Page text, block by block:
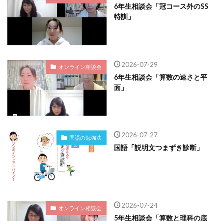
6年生相談会「冠コース外のSS
特訓」
オンライン相談会 2026-07-29
6年生相談会「算数の速さと平
面」
国語の勉強法 2026-07-27
国語「説明文つまずき診断」
オンライン相談会 2026-07-24
5年生相談会「算数と理科の底